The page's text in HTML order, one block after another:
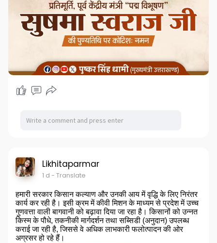
Likhitaparmar
1 d - Translate
हमारी सरकार किसान कल्याण और उनकी आय में वृद्धि के लिए निरंतर
कार्य कर रही है। इसी क्रम में कीवी मिशन के माध्यम से प्रदेश में उच्च
गुणवत्ता वाली बागवानी को बढ़ावा दिया जा रहा है। किसानों को उन्नत
किस्म के पौधे, तकनीकी मार्गदर्शन तथा सब्सिडी (अनुदान) उपलब्ध
कराई जा रही है, जिससे वे अधिक लाभकारी फलोत्पादन की ओर
अग्रसर हो रहे हैं।